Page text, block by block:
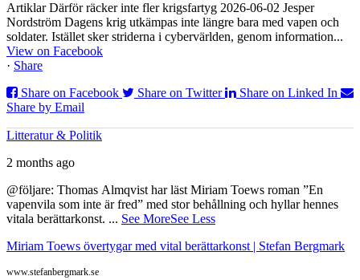
Artiklar Därför räcker inte fler krigsfartyg 2026-06-02 Jesper
Nordström Dagens krig utkämpas inte längre bara med vapen och
soldater. Istället sker striderna i cybervärlden, genom information...
View on Facebook
· Share
Share on Facebook
Share on Twitter
Share on Linked In
Share by Email
Litteratur & Politik
2 months ago
@följare: Thomas Almqvist har läst Miriam Toews roman ”En
vapenvila som inte är fred” med stor behållning och hyllar hennes
vitala berättarkonst. ... See MoreSee Less
Miriam Toews övertygar med vital berättarkonst | Stefan Bergmark
www.stefanbergmark.se